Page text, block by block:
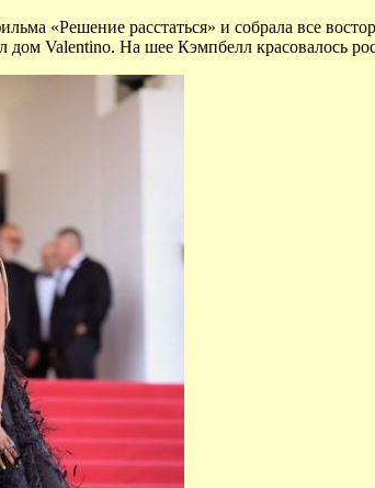
«Решение расстаться» и собрала все
дом Valentino. На шее Кэмпбелл красовалось